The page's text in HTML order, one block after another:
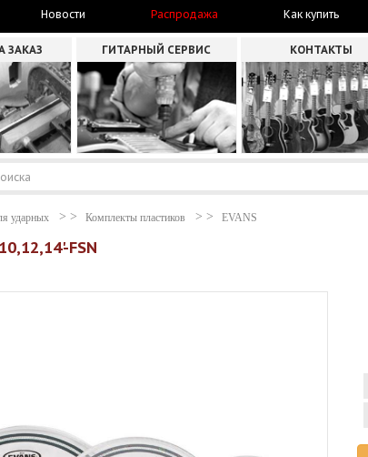
Новости Распродажа Как купить
ЗАКАЗ ГИТАРНЫЙ СЕРВИС КОНТАКТЫ
ударных Комплекты пластиков EVANS
FSN